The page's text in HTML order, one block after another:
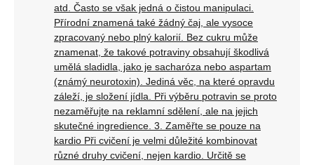
atd. Často se však jedná o čistou manipulaci.
Přírodní znamená také žádný čaj, ale vysoce
zpracovaný nebo plný kalorií. Bez cukru může
znamenat, že takové potraviny obsahují škodlivá
umělá sladidla, jako je sacharóza nebo aspartam
(známý neurotoxin). Jediná věc, na které opravdu
záleží, je složení jídla. Při výběru potravin se proto
nezaměřujte na reklamní sdělení, ale na jejich
skutečné ingredience. 3. Zaměřte se pouze na
kardio Při cvičení je velmi důležité kombinovat
různé druhy cvičení, nejen kardio. Určitě se